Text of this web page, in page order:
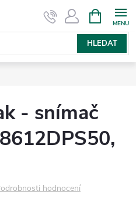
HLEDAT
NÁKUPNÍ
KOŠÍK
- snímač
hodnocení